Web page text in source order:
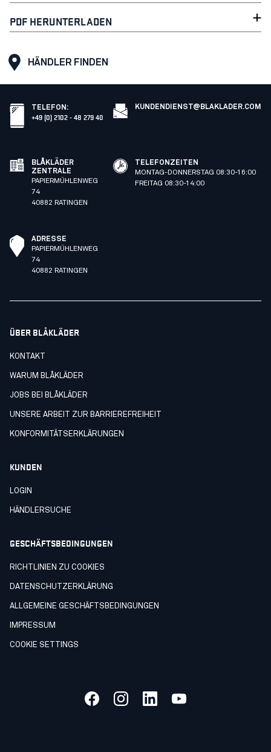
PDF HERUNTERLADEN
HÄNDLER FINDEN
TELEFON :
+49 (0) 2102 - 48 279 40
KUNDENDIENST@BLAKLADER.COM
BLÅKLÄDER
ZENTRALE
PAPIERMÜHLENWEG
74
40882 RATINGEN
TELEFONZEITEN
MONTAG-DONNERSTAG 08:30-16:00
FREITAG 08:30-14:00
ADRESSE
PAPIERMÜHLENWEG
74
40882 RATINGEN
ÜBER BLÅKLÄDER
KONTAKT
WARUM BLÅKLÄDER
JOBS BEI BLÅKLÄDER
UNSERE ARBEIT ZUR BARRIEREFREIHEIT
KONFORMITÄTSERKLÄRUNGEN
KUNDEN
LOGIN
HÄNDLERSUCHE
GESCHÄFTSBEDINGUNGEN
RICHTLINIEN ZU COOKIES
DATENSCHUTZERKLÄRUNG
ALLGEMEINE GESCHÄFTSBEDINGUNGEN
IMPRESSUM
COOKIE SETTINGS